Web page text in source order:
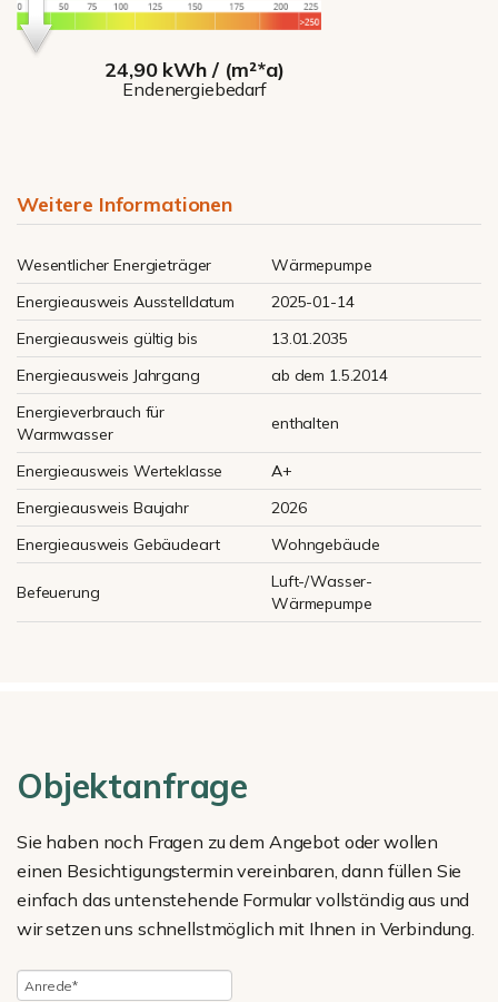
24,90 kWh / (m²*a)
Endenergiebedarf
Weitere Informationen
Wesentlicher Energieträger
Wärmepumpe
Energieausweis Ausstelldatum
2025-01-14
Energieausweis gültig bis
13.01.2035
Energieausweis Jahrgang
ab dem 1.5.2014
Energieverbrauch für
Warmwasser
enthalten
Energieausweis Werteklasse
A+
Energieausweis Baujahr
2026
Energieausweis Gebäudeart
Wohngebäude
Befeuerung
Luft-/Wasser-
Wärmepumpe
Objektanfrage
Sie haben noch Fragen zu dem Angebot oder wollen
einen Besichtigungstermin vereinbaren, dann füllen Sie
einfach das untenstehende Formular vollständig aus und
wir setzen uns schnellstmöglich mit Ihnen in Verbindung.